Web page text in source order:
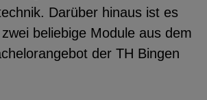
Darüber hinaus ist es
beliebige Module aus dem
der TH Bingen